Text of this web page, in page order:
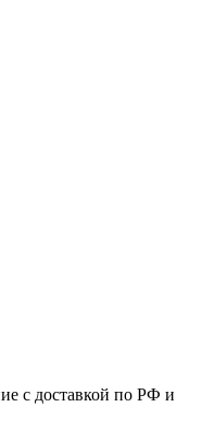
с доставкой по РФ и